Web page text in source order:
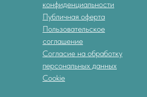
конфиденциальности
Публичная оферта
Пользовательское
соглашение
Согласие на обработку
персональных данных
Cookie